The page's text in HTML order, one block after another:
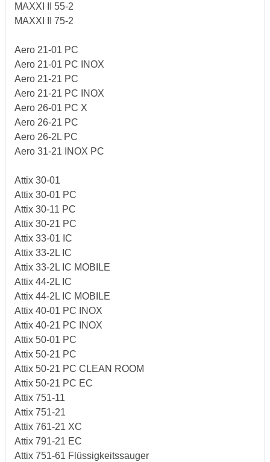
MAXXI II 55-2
MAXXI II 75-2
Aero 21-01 PC
Aero 21-01 PC INOX
Aero 21-21 PC
Aero 21-21 PC INOX
Aero 26-01 PC X
Aero 26-21 PC
Aero 26-2L PC
Aero 31-21 INOX PC
Attix 30-01
Attix 30-01 PC
Attix 30-11 PC
Attix 30-21 PC
Attix 33-01 IC
Attix 33-2L IC
Attix 33-2L IC MOBILE
Attix 44-2L IC
Attix 44-2L IC MOBILE
Attix 40-01 PC INOX
Attix 40-21 PC INOX
Attix 50-01 PC
Attix 50-21 PC
Attix 50-21 PC CLEAN ROOM
Attix 50-21 PC EC
Attix 751-11
Attix 751-21
Attix 761-21 XC
Attix 791-21 EC
Attix 751-61 Flüssigkeitssauger